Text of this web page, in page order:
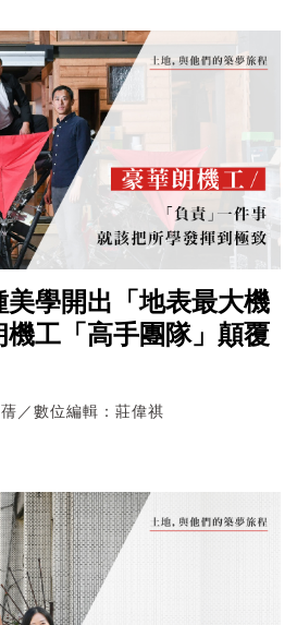
美學開出「地表最大機
工「高手團隊」顛覆
／數位編輯：莊偉祺